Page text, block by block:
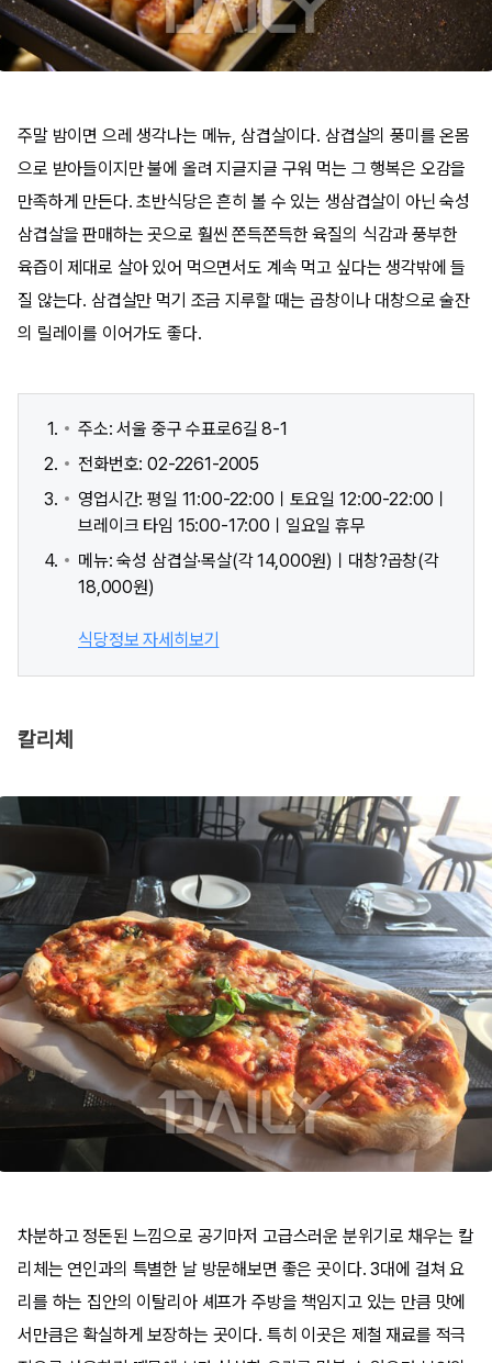
주말 밤이면 으레 생각나는 메뉴, 삼겹살이다. 삼겹살의 풍미를 온몸
으로 받아들이지만 불에 올려 지글지글 구워 먹는 그 행복은 오감을
만족하게 만든다. 초반식당은 흔히 볼 수 있는 생삼겹살이 아닌 숙성
삼겹살을 판매하는 곳으로 훨씬 쫀득쫀득한 육질의 식감과 풍부한
육즙이 제대로 살아 있어 먹으면서도 계속 먹고 싶다는 생각밖에 들
질 않는다. 삼겹살만 먹기 조금 지루할 때는 곱창이나 대창으로 술잔
의 릴레이를 이어가도 좋다.
주소: 서울 중구 수표로6길 8-1
전화번호: 02-2261-2005
영업시간: 평일 11:00-22:00ㅣ토요일 12:00-22:00ㅣ
브레이크 타임 15:00-17:00ㅣ일요일 휴무
메뉴: 숙성 삼겹살·목살(각 14,000원)ㅣ대창?곱창(각
18,000원)
식당정보 자세히보기
칼리체
차분하고 정돈된 느낌으로 공기마저 고급스러운 분위기로 채우는 칼
리체는 연인과의 특별한 날 방문해보면 좋은 곳이다. 3대에 걸쳐 요
리를 하는 집안의 이탈리아 셰프가 주방을 책임지고 있는 만큼 맛에
서만큼은 확실하게 보장하는 곳이다. 특히 이곳은 제철 재료를 적극